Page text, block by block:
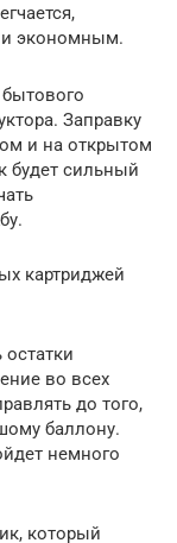
и экономным.
Заправку
и на открытом
будет сильный
картриджей
во всех
до того,
баллону.
немного
который